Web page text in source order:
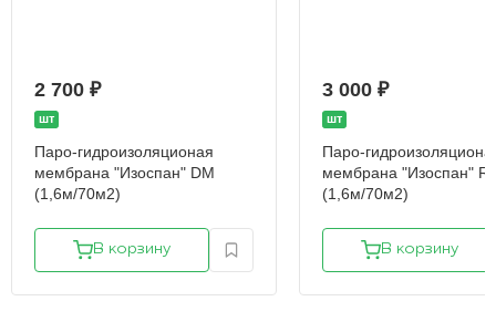
2 700 ₽
шт
Паро-гидроизоляционая
мембрана "Изоспан" DM
(1,6м/70м2)
В корзину
3 000 ₽
шт
Паро-
мембрана "Изоспан"
(1,6м/70м2)
В корзину